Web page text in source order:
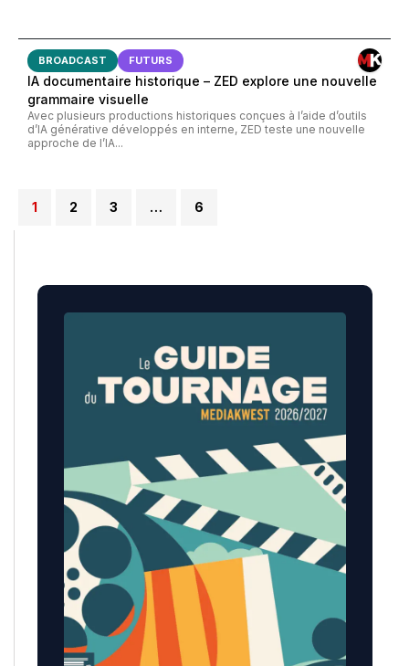
BROADCAST FUTURS
IA documentaire historique – ZED explore une nouvelle
grammaire visuelle
Avec plusieurs productions historiques conçues à l’aide d’outils
d’IA générative développés en interne, ZED teste une nouvelle
approche de l’IA...
1 2 3 … 6